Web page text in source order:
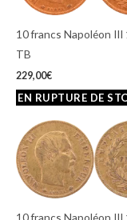
10 francs Napoléon III
TB
229,00€